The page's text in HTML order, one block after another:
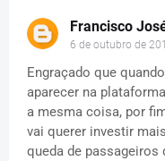
Francisco
6 de outubro de
Engraçado que
aparecer na
a mesma coisa, por
vai querer investir
queda de passageiros